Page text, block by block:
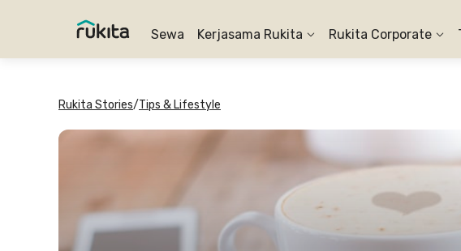
Sewa Kerjasama Rukita Rukita Corporate
Rukita Stories/Tips & Lifestyle